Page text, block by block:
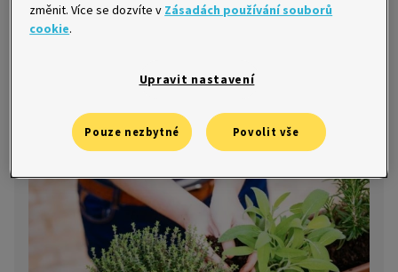
plodiny a ušetříte
změnit. Více se dozvíte v Zásadách používání souborů
cookie.
Upravit nastavení
Pouze nezbytné Povolit vše